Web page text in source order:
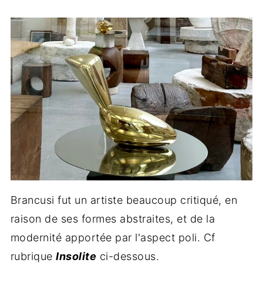
Brancusi fut un artiste beaucoup critiqué, en
raison de ses formes abstraites, et de la
modernité apportée par l'aspect poli. Cf
rubriqueInsolite ci-dessous.